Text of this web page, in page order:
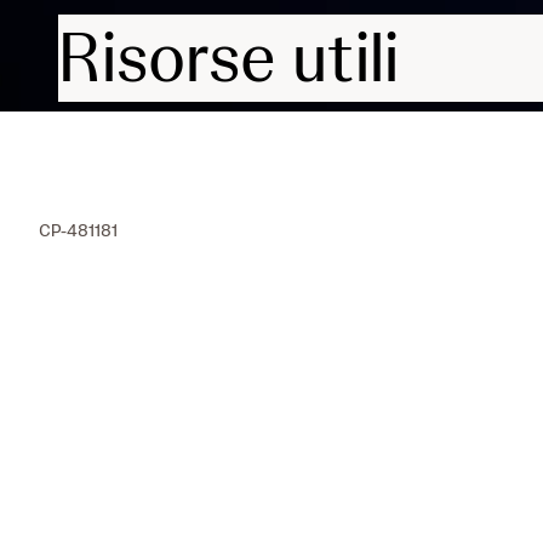
Risorse utili
CP-481181